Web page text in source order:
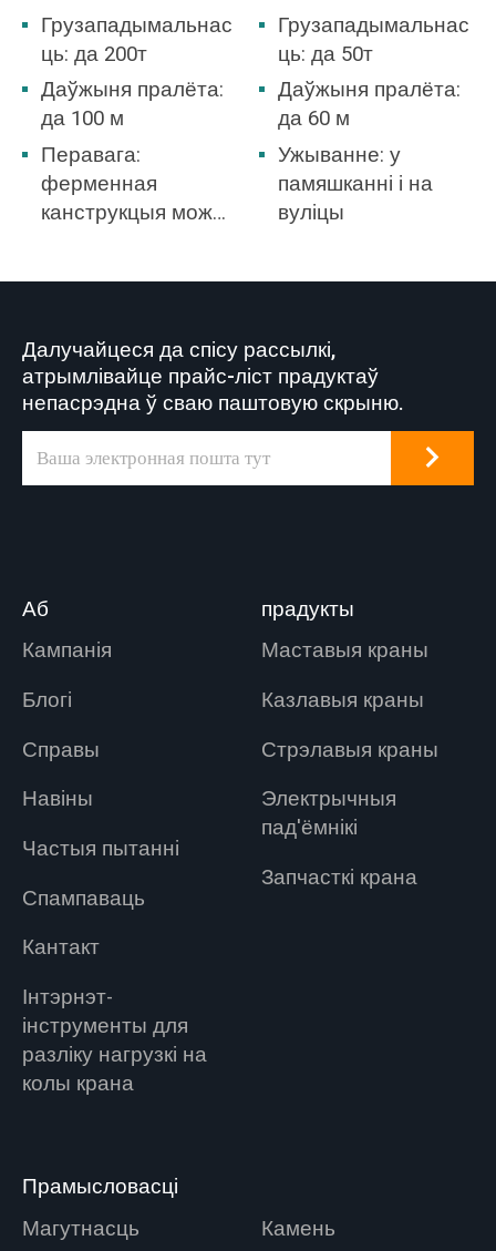
Грузападымальнас
ць: да 200т
Даўжыня пралёта:
да 100 м
Перавага:
ферменная
канструкцыя можа
двара.
Грузападымальнас
ць: да 50т
Даўжыня пралёта:
да 60 м
Ужыванне: у
памяшканні і на
вуліцы
Далучайцеся да спісу рассылкі,
атрымлівайце прайс-ліст прадуктаў
непасрэдна ў сваю паштовую скрыню.
Аб
Кампанія
Блогі
Справы
Навіны
Частыя пытанні
Спампаваць
Кантакт
Інтэрнэт-
інструменты для
разліку нагрузкі на
колы крана
прадукты
Маставыя краны
Казлавыя краны
Стрэлавыя краны
Электрычныя
пад'ёмнікі
Запчасткі крана
Прамысловасці
Магутнасць
Камень